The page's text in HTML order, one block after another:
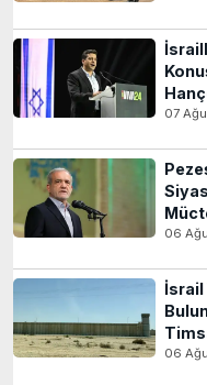
07
06
İsrail
06